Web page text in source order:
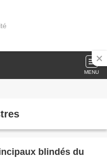
MENU
blindés du